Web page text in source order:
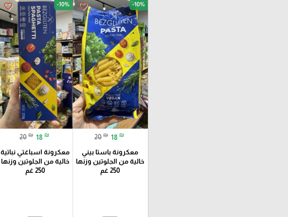
favorite_border -10%
20 ₪ 18 ₪
معكرونة باستا بيني
خالية من الجلوتين وزنها
250 غم
favorite_border -10%
20 ₪ 18 ₪
معكرونة اسباغتي نباتية
خالية من الجلوتين وزنها
250 غم